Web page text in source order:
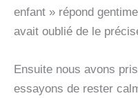
enfant » répond
avait oublié de le
Ensuite nous avons
essayons de rester